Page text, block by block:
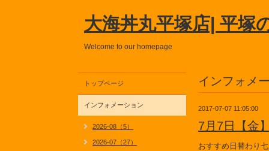
大海丼丸平塚店| 平塚
Welcome to our homepage
インフォメ
2017-07-07 11:05:00
7月7日【金
おすすめ日替わり
トップページ
インフォメーション
2026-08（5）
2026-07（27）